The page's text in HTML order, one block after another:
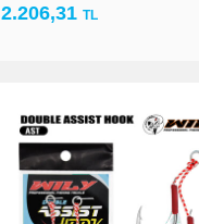
2.206,31TL